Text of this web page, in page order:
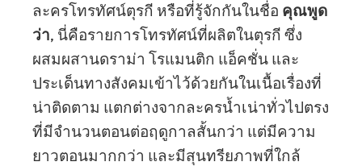
ละครโทรทัศน์ตุรกี หรือที่รู้จักกันในชื่อ คุณพูด
ว่า, นี่คือรายการโทรทัศน์ที่ผลิตในตุรกี ซึ่ง
ผสมผสานดราม่า โรแมนติก แอ็คชั่น และ
ประเด็นทางสังคมเข้าไว้ด้วยกันในเนื้อเรื่องที่
น่าติดตาม แตกต่างจากละครน้ำเน่าทั่วไปตรง
ที่มีจำนวนตอนต่อฤดูกาลสั้นกว่า แต่มีความ
ยาวตอนมากกว่า และมีสุนทรียภาพที่ใกล้